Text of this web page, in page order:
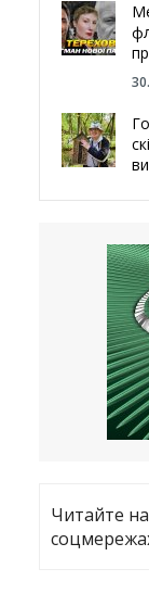
Читайте